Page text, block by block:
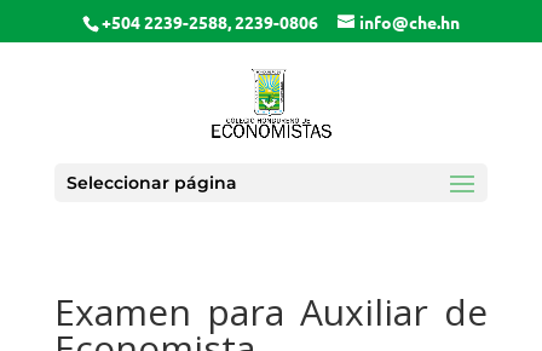
+504 2239-2588, 2239-0806 info@che.hn
Seleccionar página
Examen para Auxiliar de